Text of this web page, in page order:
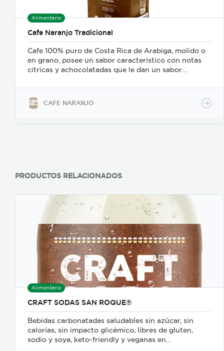
Alimentario
Cafe Naranjo Tradicional
Cafe 100% puro de Costa Rica de Arabiga, molido o
en grano, posee un sabor caracteristico con notas
citricas y achocolatadas que le dan un sabor
acidez.
CAFE NARANJO
PRODUCTOS RELACIONADOS
Alimentario
CRAFT SODAS SAN ROQUE®
Bebidas carbonatadas saludables sin azúcar, sin
calorías, sin impacto glicémico, libres de gluten,
sodio y soya, keto-friendly y veganas en